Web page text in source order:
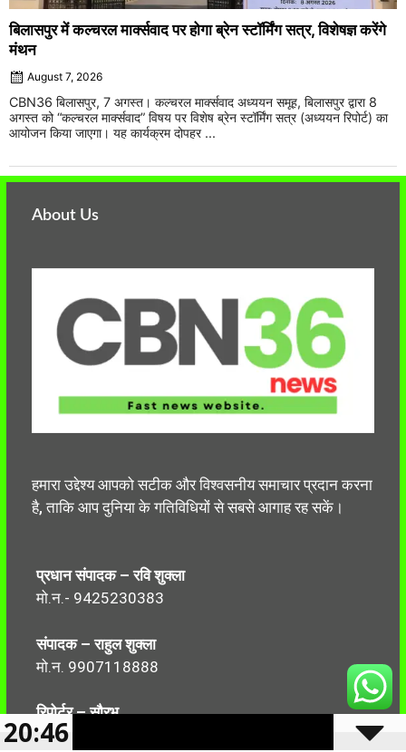
बिलासपुर में कल्चरल मार्क्सवाद पर होगा ब्रेन स्टॉर्मिंग सत्र, विशेषज्ञ करेंगे
मंथन
August 7, 2026
CBN36 बिलासपुर, 7 अगस्त। कल्चरल मार्क्सवाद अध्ययन समूह, बिलासपुर द्वारा 8
अगस्त को “कल्चरल मार्क्सवाद” विषय पर विशेष ब्रेन स्टॉर्मिंग सत्र (अध्ययन रिपोर्ट) का
आयोजन किया जाएगा। यह कार्यक्रम दोपहर ...
About Us
हमारा उद्देश्य आपको सटीक और विश्वसनीय समाचार प्रदान करना
है, ताकि आप दुनिया के गतिविधियों से सबसे आगाह रह सकें।
प्रधान संपादक – रवि शुक्ला
मो.न.- 9425230383
संपादक – राहुल शुक्ला
मो.न. 9907118888
रिपोर्टर – सौरभ
मो.न.-7499999906
20:46